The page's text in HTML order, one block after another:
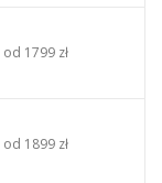
od 1799 zł
od 1899 zł